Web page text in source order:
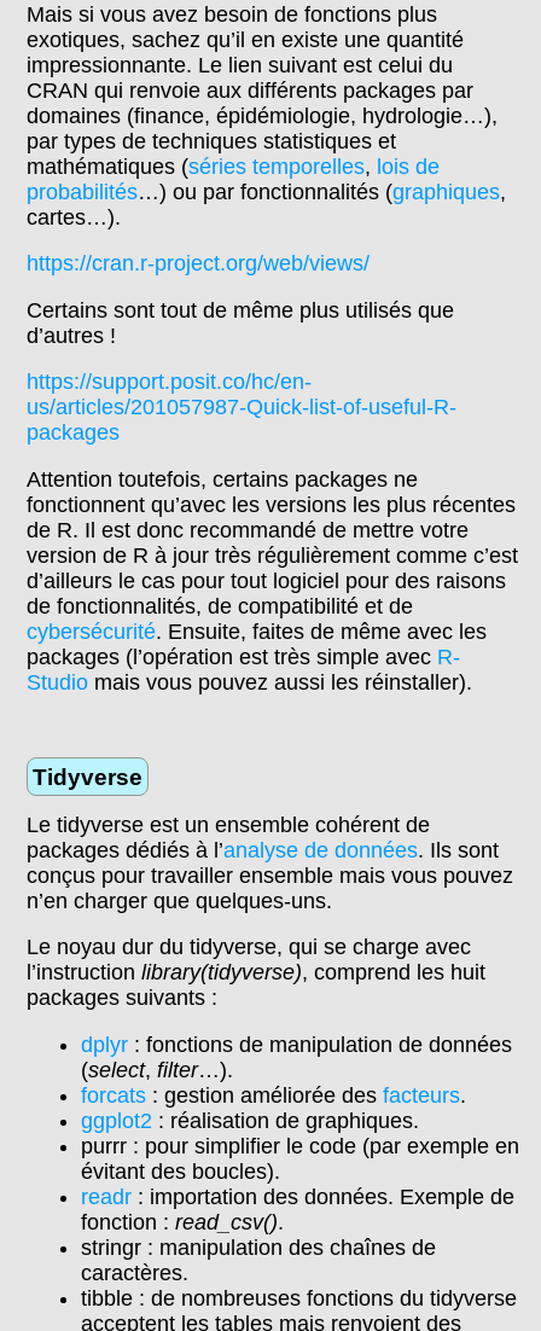
Mais si vous avez besoin de fonctions plus
exotiques, sachez qu’il en existe une quantité
impressionnante. Le lien suivant est celui du
CRAN qui renvoie aux différents packages par
domaines (finance, épidémiologie, hydrologie…),
par types de techniques statistiques et
mathématiques (séries temporelles, lois de
probabilités…) ou par fonctionnalités (graphiques,
cartes…).
https://cran.r-project.org/web/views/
Certains sont tout de même plus utilisés que
d’autres !
https://support.posit.co/hc/en-
us/articles/201057987-Quick-list-of-useful-R-
packages
Attention toutefois, certains packages ne
fonctionnent qu’avec les versions les plus récentes
de R. Il est donc recommandé de mettre votre
version de R à jour très régulièrement comme c’est
d’ailleurs le cas pour tout logiciel pour des raisons
de fonctionnalités, de compatibilité et de
cybersécurité. Ensuite, faites de même avec les
packages (l’opération est très simple avec R-
Studio mais vous pouvez aussi les réinstaller).
Tidyverse
Le tidyverse est un ensemble cohérent de
packages dédiés à l’analyse de données. Ils sont
conçus pour travailler ensemble mais vous pouvez
n’en charger que quelques-uns.
Le noyau dur du tidyverse, qui se charge avec
l’instructionlibrary(tidyverse), comprend les huit
packages suivants :
dplyr: fonctions de manipulation de données
(select, filter…).
forcats: gestion améliorée des facteurs.
ggplot2: réalisation de graphiques.
purrr : pour simplifier le code (par exemple en
évitant des boucles).
readr: importation des données. Exemple de
fonction : read_csv().
stringr : manipulation des chaînes de
caractères.
tibble : de nombreuses fonctions du tidyverse
acceptent les tables mais renvoient des